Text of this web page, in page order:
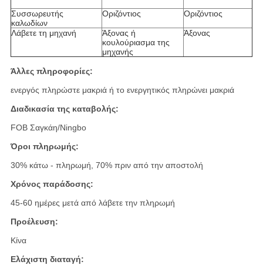
Συσσωρευτής
καλωδίων
Οριζόντιος Οριζόντιος
Λάβετε τη μηχανή
Άξονας ή
κουλούριασμα της
μηχανής
Άξονας
Άλλες πληροφορίες:
ενεργός πληρώστε μακριά ή το ενεργητικός πληρώνει μακριά
Διαδικασία της καταβολής:
FOB Σαγκάη/Ningbo
Όροι πληρωμής:
30% κάτω - πληρωμή, 70% πριν από την αποστολή
Χρόνος παράδοσης:
45-60 ημέρες μετά από λάβετε την πληρωμή
Προέλευση:
Κίνα
Ελάχιστη διαταγή: